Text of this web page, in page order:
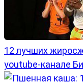
12 лучших
youtube-канале